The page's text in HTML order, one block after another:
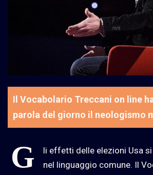
Il Vocabolario Treccani on line
parola del giorno il neologismo
G
li effetti delle elezioni Usa
nel linguaggio comune. Il